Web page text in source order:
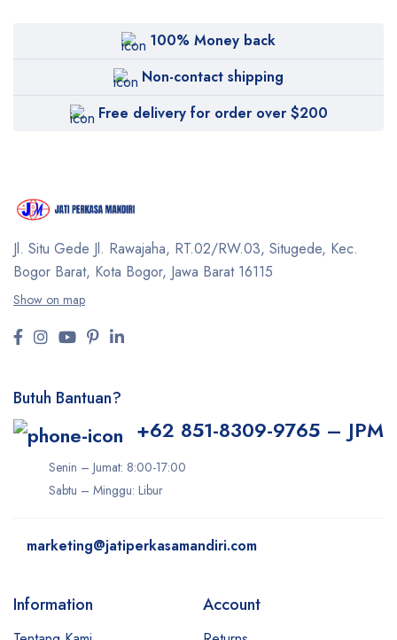
100% Money back
Non-contact shipping
Free delivery for order over $200
Jl. Situ Gede Jl. Rawajaha, RT.02/RW.03, Situgede, Kec.
Bogor Barat, Kota Bogor, Jawa Barat 16115
Show on map
Butuh Bantuan?
+62 851-8309-9765 – JPM
Senin – Jumat: 8:00-17:00
Sabtu – Minggu: Libur
marketing@jatiperkasamandiri.com
Information Account